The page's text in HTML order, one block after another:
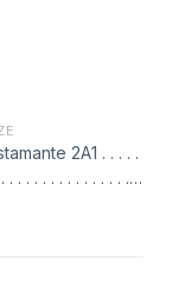
2A1 . . . . .
. . . . . . . . . . . . . . . .